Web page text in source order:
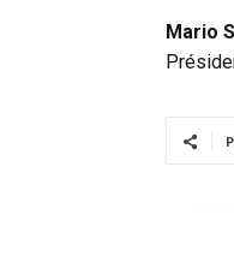
Mario